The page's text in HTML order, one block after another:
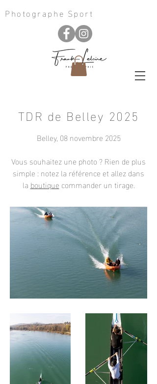
Photographe Sport
TDR de Belley 2025
Belley, 08 novembre 2025
Vous souhaitez une photo ? Rien de plus
simple : notez la référence et allez dans
la boutique commander un tirage.